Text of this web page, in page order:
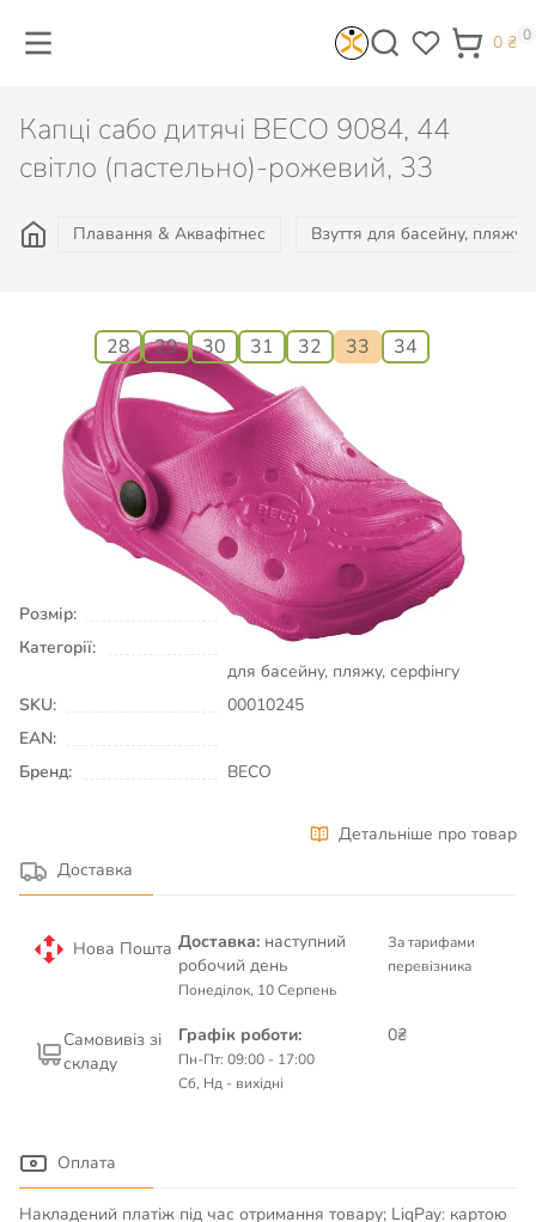
0 ₴ 0
Капці сабо дитячі BECO 9084, 44
світло (пастельно)-рожевий, 33
Плавання & Аквафітнес Взуття для басейну, пляжу,
28 29 30 31 32 33 34
427₴
Є в наявності
КУПИТИ
Розмір:
33
Категорії:
Плавання & Аквафітнес
для басейну, пляжу, серфінгу
SKU:
00010245
EAN:
Бренд:
BECO
Детальніше про товар
Доставка
Нова Пошта Доставка: наступний
робочий день
Понеділок, 10 Серпень
За тарифами
перевізника
Самовивіз зі
складу
Графік роботи:
Пн-Пт: 09:00 - 17:00
Сб, Нд - вихідні
0₴
Оплата
Накладений платіж під час отримання товару; LiqPay: картою